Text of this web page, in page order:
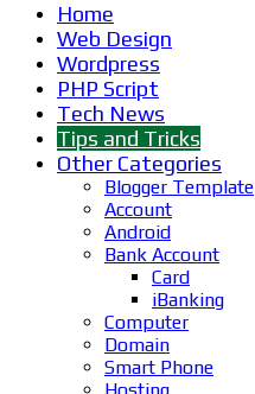
Home
Web Design
Wordpress
PHP Script
Tech News
Tips and Tricks
Other Categories
Blogger Template
Account
Android
Bank Account
Card
iBanking
Computer
Domain
Smart Phone